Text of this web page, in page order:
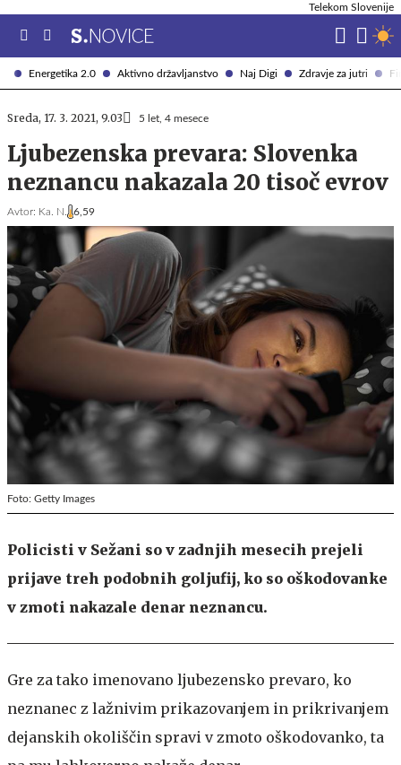
Energetika 2.0 Aktivno državljanstvo Naj Digi Zdravje za jutri
Telekom Slovenije
Sreda, 17. 3. 2021, 9.03 5 let, 4 mesece
Ljubezenska prevara: Slovenka
neznancu nakazala 20 tisoč evrov
Avtor: Ka. N. 6,59
Foto: Getty Images
Policisti v Sežani so v zadnjih mesecih prejeli
prijave treh podobnih goljufij, ko so oškodovanke
v zmoti nakazale denar neznancu.
Gre za tako imenovano ljubezensko prevaro, ko
neznanec z lažnivim prikazovanjem in prikrivanjem
dejanskih okoliščin spravi v zmoto oškodovanko, ta